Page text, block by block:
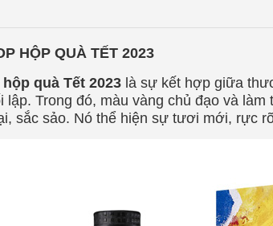
HỘP QUÀ TẾT 2023
quà Tết 2023 là sự kết hợp giữa
Trong đó, màu vàng chủ đạo và
sắc sảo. Nó thể hiện sự tươi mới, rực